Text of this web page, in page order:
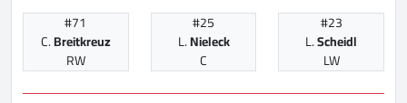
#71
C.Breitkreuz
RW
#25
L.Nieleck
C
#23
L.Scheidl
LW